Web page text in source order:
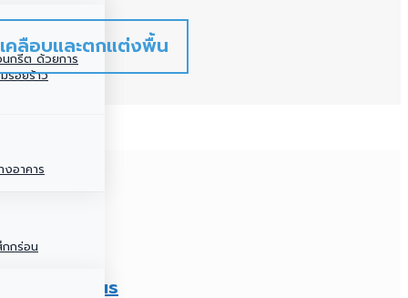
กรีต ด้วยการ
รอยร้าว
อาคาร
กกร่อน
คลือบและตกแต่งพื้น